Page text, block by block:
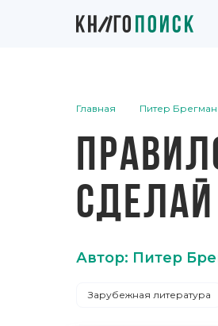
Главная Питер Брегман
СДЕЛАЙ
Автор: Питер
Зарубежная литература